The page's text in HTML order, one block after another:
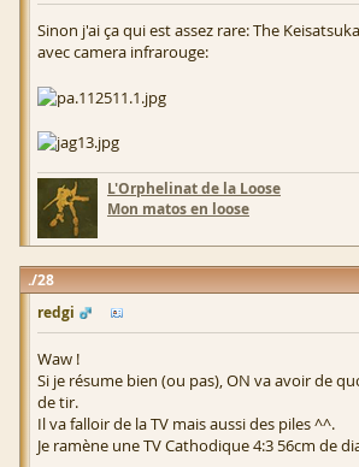
Sinon j'ai ça qui est assez rare: The
avec camera infrarouge:
L'Orphelinat de la Loose
Mon matos en loose
28
redgi
Waw !
Si je résume bien (ou pas), ON va avoir de
de tir.
Il va falloir de la TV mais aussi des piles ^^.
Je ramène une TV Cathodique 4:3 56cm de